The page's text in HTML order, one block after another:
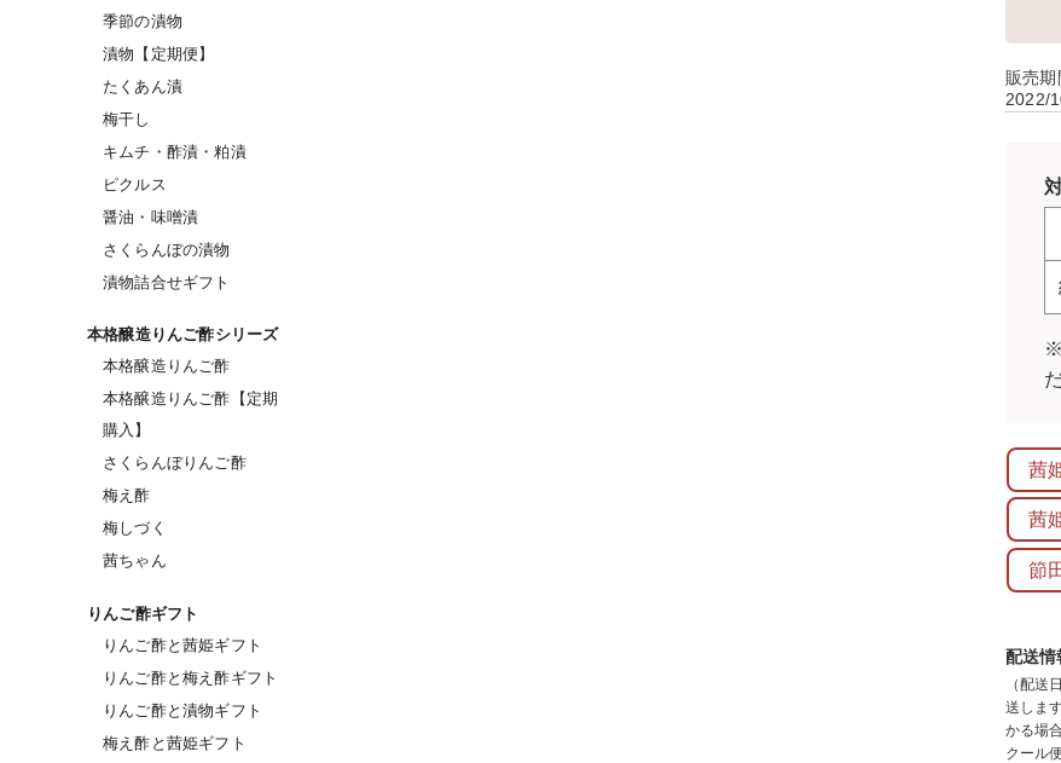
販売期
2022/
※
茜
茜
節
配送情
（配送
送しま
かる場
クール
季節の漬物
漬物【定期便】
たくあん漬
梅干し
キムチ・酢漬・粕漬
ピクルス
醤油・味噌漬
さくらんぼの漬物
漬物詰合せギフト
本格醸造りんご酢シリーズ
本格醸造りんご酢
本格醸造りんご酢【定期
購入】
さくらんぼりんご酢
梅え酢
梅しづく
茜ちゃん
りんご酢ギフト
りんご酢と茜姫ギフト
りんご酢と梅え酢ギフト
りんご酢と漬物ギフト
梅え酢と茜姫ギフト